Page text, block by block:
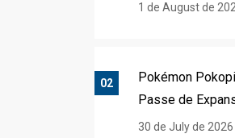
1 de August de
02
Pokémon
Passe de
30 de July de 2026